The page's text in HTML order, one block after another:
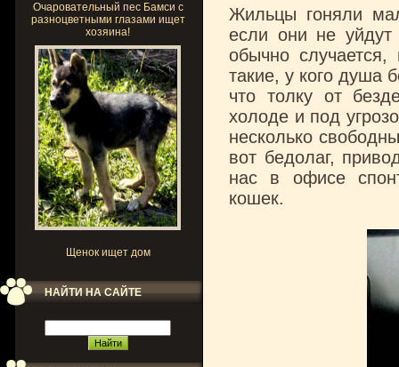
Очаровательный пес Бамси с
разноцветными глазами ищет
хозяина!
Щенок ищет дом
НАЙТИ НА САЙТЕ
Жильцы гоняли
если они не
обычно
такие, у кого душа
что толку от
холоде и под
несколько
вот бедолаг,
нас в офисе
кошек.